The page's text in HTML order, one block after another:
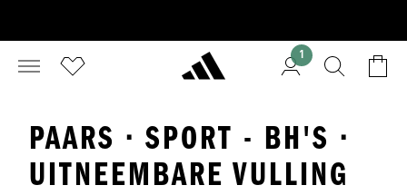
1
PAARS · SPORT - BH'S ·
UITNEEMBARE VULLING